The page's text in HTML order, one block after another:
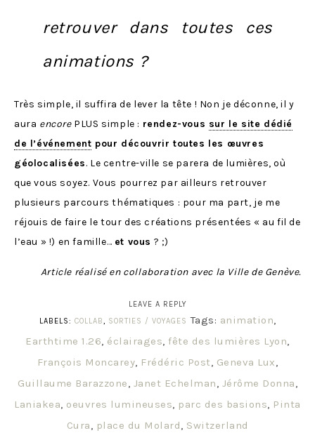
retrouver dans toutes ces
animations ?
Très simple, il suffira de lever la tête ! Non je déconne, il y
aura encorePLUS simple : rendez-vous sur le site dédié
de l’événement pour découvrir toutes les œuvres
géolocalisées. Le centre-ville se parera de lumières, où
que vous soyez. Vous pourrez par ailleurs retrouver
plusieurs parcours thématiques : pour ma part, je me
réjouis de faire le tour des créations présentées « au fil de
l’eau » !) en famille… et vous ? ;)
Article réalisé en collaboration avec la Ville de Genève.
LEAVE A REPLY
LABELS: COLLAB, SORTIES / VOYAGES Tags: animation,
Earthtime 1.26, éclairages,fête des lumières Lyon,
François Moncarey, Frédéric Post, Geneva Lux,
Guillaume Barazzone, Janet Echelman, Jérôme Donna,
Laniakea, oeuvres lumineuses, parc des basions, Pinta
Cura, place du Molard, Switzerland